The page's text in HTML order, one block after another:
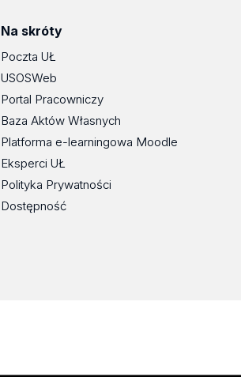
Na skróty
Poczta UŁ
USOSWeb
Portal Pracowniczy
Baza Aktów Własnych
Platforma e-learningowa Moodle
Eksperci UŁ
Polityka Prywatności
Dostępność